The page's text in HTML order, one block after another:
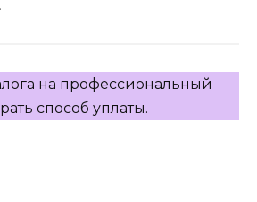
на профессиональный
способ уплаты.